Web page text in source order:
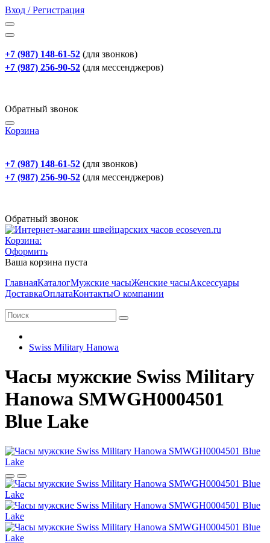
Вход / Регистрация
+7 (987) 148-61-52 (для звонков)
+7 (987) 256-90-52 (для мессенджеров)
Обратный звонок
Корзина
+7 (987) 148-61-52 (для звонков)
+7 (987) 256-90-52 (для мессенджеров)
Обратный звонок
Корзина:
Оформить
Ваша корзина пуста
ГлавнаяКаталогМужские часыЖенские часыАксессуары
ДоставкаОплатаКонтактыО компании
Swiss Military Hanowa
Часы мужские Swiss Military
Hanowa SMWGH0004501
Blue Lake